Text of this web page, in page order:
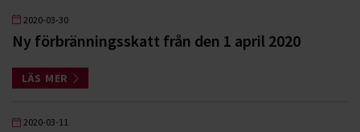
2020-03-30
Ny förbränningsskatt från den 1 april 2020
LÄS MER
2020-03-11